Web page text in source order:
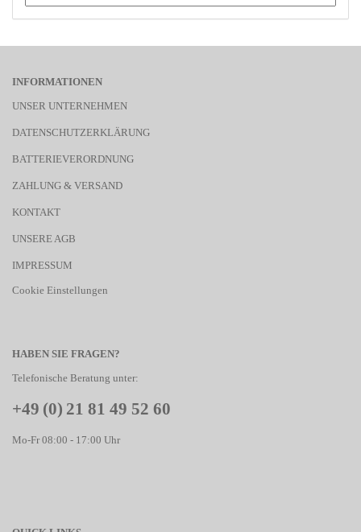
INFORMATIONEN
UNSER UNTERNEHMEN
DATENSCHUTZERKLÄRUNG
BATTERIEVERORDNUNG
ZAHLUNG & VERSAND
KONTAKT
UNSERE AGB
IMPRESSUM
Cookie Einstellungen
HABEN SIE FRAGEN?
Telefonische Beratung unter:
+49 (0) 21 81 49 52 60
Mo-Fr 08:00 - 17:00 Uhr